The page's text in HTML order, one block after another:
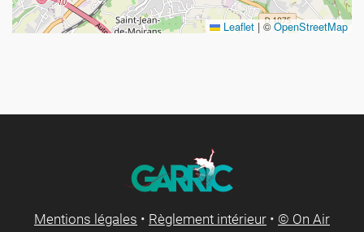
Leaflet | ©OpenStreetMap
Mentions légales • Règlement intérieur • © On Air